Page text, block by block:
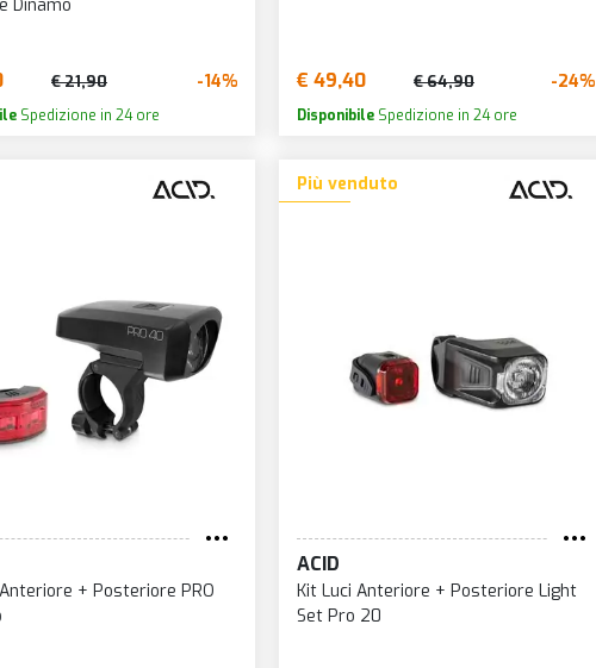
Dinamo
€ 21,90 -14%
Spedizione in 24 ore
€ 49,40 € 64,90 -24%
DisponibileSpedizione in 24 ore
+ Posteriore PRO
Più venduto
ACID
Kit Luci Anteriore + Posteriore Light
Set Pro 20